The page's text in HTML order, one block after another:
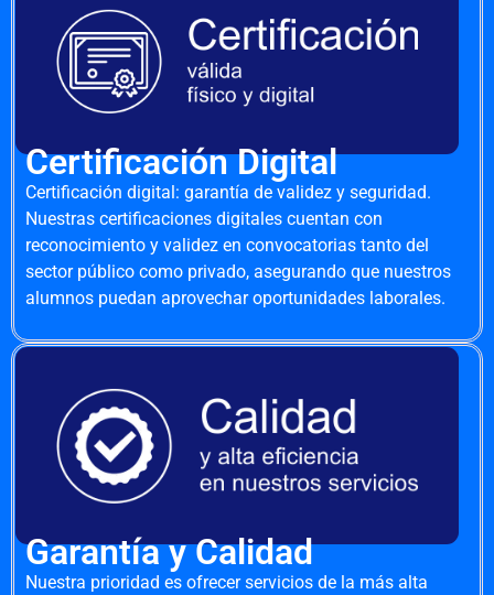
Certificación Digital
Certificación digital: garantía de validez y seguridad.
Nuestras certificaciones digitales cuentan con
reconocimiento y validez en convocatorias tanto del
sector público como privado, asegurando que nuestros
alumnos puedan aprovechar oportunidades laborales.
Garantía y Calidad
Nuestra prioridad es ofrecer servicios de la más alta